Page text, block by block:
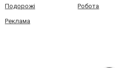
Подорожі Робота
Реклама